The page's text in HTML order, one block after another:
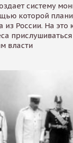
систему
которой
из России. На это
прислушиваться
власти